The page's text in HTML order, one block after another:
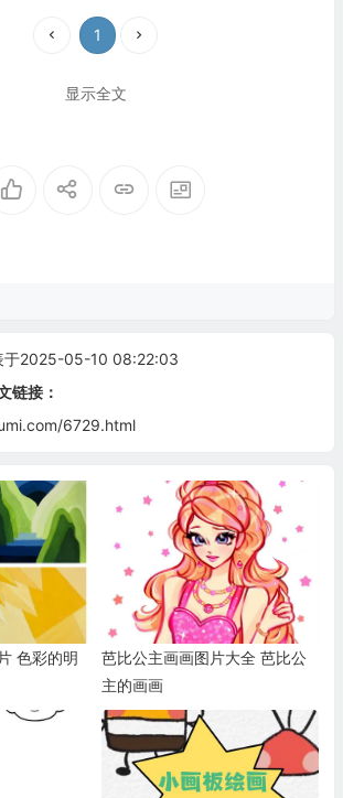
1
显示全文
于2025-05-10 08:22:03
链接：
6729.html
色彩的明
芭比公主画画图片大全 芭比公
主的画画